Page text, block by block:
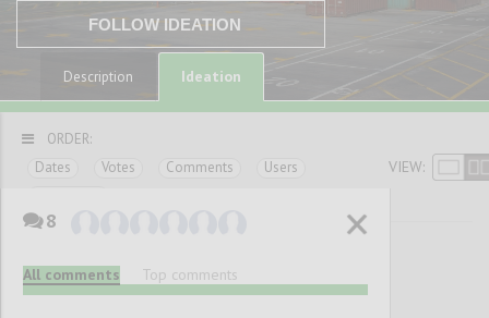
FOLLOW IDEATION
Description Ideation
ORDER:
Dates
Votes Comments
Users
VIEW:
<< Previous paragraphs
8
All comments Top comments